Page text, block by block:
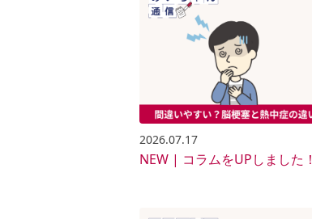
2026.07.17
NEW | コラムをUPしました！